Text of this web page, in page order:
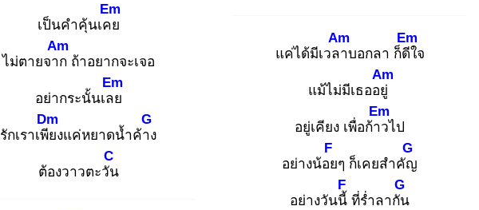
เป็นคำคุ้นเคย
Em
ไม่ตายจาก
Am
ถ้าอยากจะเจอ
อย่ากระนั้นเลย
Em
รักเราเพีย
Dm
งแค่หยาดน้ำค้าง
G
ต้องวาวตะวัน
C
แค่ได้มีเวลา
Am
บอกลา ก็ดีใ
Em
จ
แม้ไม่มีเธออยู่
Am
อยู่เคียง เพื่อก้าว
Em
ไป
อย่างน้อย
F
ๆ ก็เคยสำคัญ
G
อย่างวันนี้
F
ที่ร่ำลากัน
G